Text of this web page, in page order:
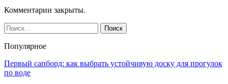
Комментарии закрыты.
Популярное
Первый сапборд: как выбрать устойчивую доску для прогулок
по воде